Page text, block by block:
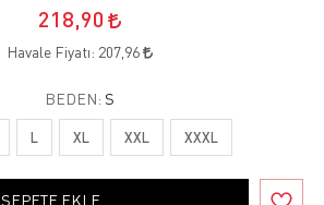
218,90
Havale Fiyatı: 207,96
BEDEN: S
L XL XXL XXXL
SEPETE EKLE